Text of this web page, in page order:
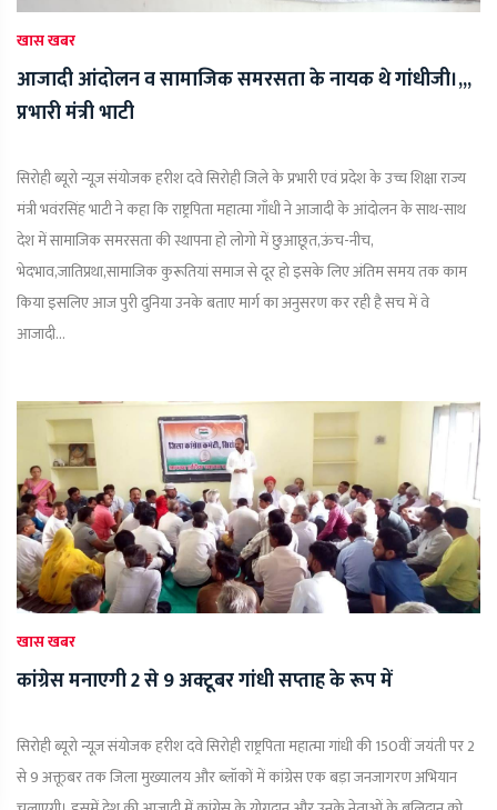
खास खबर
आजादी आंदोलन व सामाजिक समरसता के नायक थे गांधीजी।,,,
प्रभारी मंत्री भाटी
सिरोही ब्यूरो न्यूज़ संयोजक हरीश दवे सिरोही जिले के प्रभारी एवं प्रदेश के उच्च शिक्षा राज्य
मंत्री भवंरसिंह भाटी ने कहा कि राष्ट्रपिता महात्मा गाँधी ने आजादी के आंदोलन के साथ-साथ
देश में सामाजिक समरसता की स्थापना हो लोगो में छुआछूत,ऊंच-नीच,
भेदभाव,जातिप्रथा,सामाजिक कुरूतियां समाज से दूर हो इसके लिए अंतिम समय तक काम
किया इसलिए आज पुरी दुनिया उनके बताए मार्ग का अनुसरण कर रही है सच में वे
आजादी...
खास खबर
कांग्रेस मनाएगी 2 से 9 अक्टूबर गांधी सप्ताह के रूप में
सिरोही ब्यूरो न्यूज़ संयोजक हरीश दवे सिरोही राष्ट्रपिता महात्मा गांधी की 150वीं जयंती पर 2
से 9 अक्तूबर तक जिला मुख्यालय और ब्लॉकों में कांग्रेस एक बड़ा जनजागरण अभियान